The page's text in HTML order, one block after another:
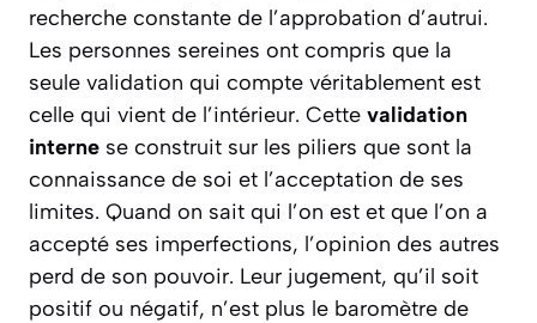
recherche constante de l’approbation d’autrui.
Les personnes sereines ont compris que la
seule validation qui compte véritablement est
celle qui vient de l’intérieur. Cette validation
interne se construit sur les piliers que sont la
connaissance de soi et l’acceptation de ses
limites. Quand on sait qui l’on est et que l’on a
accepté ses imperfections, l’opinion des autres
perd de son pouvoir. Leur jugement, qu’il soit
positif ou négatif, n’est plus le baromètre de